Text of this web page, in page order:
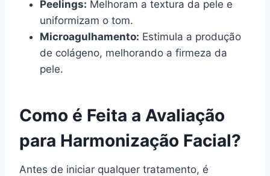
Peelings: Melhoram a textura da pele e
uniformizam o tom.
Microagulhamento: Estimula a produção
de colágeno, melhorando a firmeza da
pele.
Como é Feita a Avaliação
para Harmonização Facial?
Antes de iniciar qualquer tratamento, é